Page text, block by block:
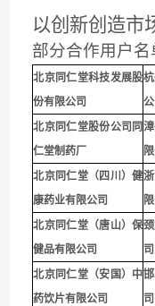
以创新创造市
部分合作用户名
北京同仁堂科技发展股
份有限公司
北京同仁堂股份公司同
仁堂制药厂
北京同仁堂（四川）健
康药业有限公司
北京同仁堂（唐山）保
健品有限公司
司
北京同仁堂（安国）中
药饮片有限公司
司